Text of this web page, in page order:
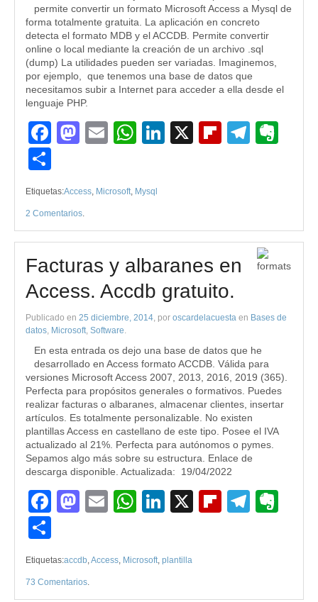
permite convertir un formato Microsoft Access a Mysql de
forma totalmente gratuita. La aplicación en concreto
detecta el formato MDB y el ACCDB. Permite convertir
online o local mediante la creación de un archivo .sql
(dump) La utilidades pueden ser variadas. Imaginemos,
por ejemplo, que tenemos una base de datos que
necesitamos subir a Internet para acceder a ella desde el
lenguaje PHP.
Facebook
Mastodon
EmailWhatsApp
LinkedIn
X Flipboard
Etiquetas:Access, Microsoft, Mysql
2 Comentarios.
Facturas y albaranes en
Access. Accdb gratuito.
Publicado en 25 diciembre, 2014, por oscardelacuesta en Bases de
datos, Microsoft, Software.
En esta entrada os dejo una base de datos que he
desarrollado en Access formato ACCDB. Válida para
versiones Microsoft Access 2007, 2013, 2016, 2019 (365).
Perfecta para propósitos generales o formativos. Puedes
realizar facturas o albaranes, almacenar clientes, insertar
artículos. Es totalmente personalizable. No existen
plantillas Access en castellano de este tipo. Posee el IVA
actualizado al 21%. Perfecta para autónomos o pymes.
Sepamos algo más sobre su estructura. Enlace de
descarga disponible. Actualizada: 19/04/2022
Facebook
Mastodon
EmailWhatsApp
LinkedIn
X Flipboard
Etiquetas:accdb,Access, Microsoft, plantilla
73 Comentarios.